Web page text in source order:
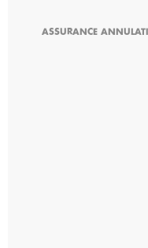
ASSURANCE